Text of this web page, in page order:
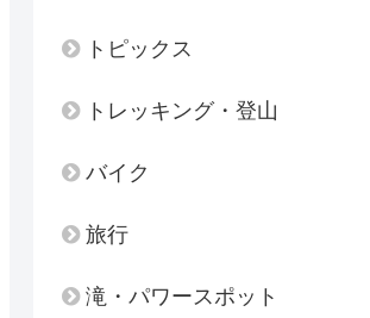
トピックス
トレッキング・登山
バイク
旅行
滝・パワースポット